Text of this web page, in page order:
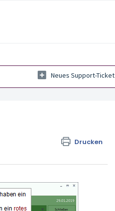
Neues Support-Ticket
Drucken